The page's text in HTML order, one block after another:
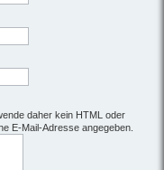
daher kein HTML oder
E-Mail-Adresse angegeben.